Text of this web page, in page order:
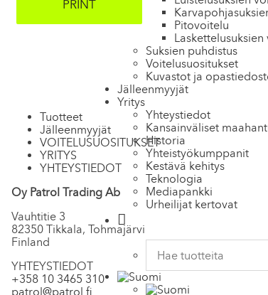
Pito­voitelu
Laskettelu­suksien
Suksien puhdistus
Voitelusuositukset
Kuvastot ja
Jälleenmyyjät
Yritys
Yhteystiedot
Kansainväliset
Historia
Yhteistyökumppanit
Kestävä kehitys
Teknologia
Mediapankki
Urheilijat kertovat
PRINT
Tuotteet
Jälleenmyyjät
VOITELUSUOSITUKSET
YRITYS
YHTEYSTIEDOT
Oy Patrol Trading Ab
Vauhtitie 3
82350 Tikkala, Tohmajärvi
Finland
YHTEYSTIEDOT
+358 10 3465 310
patrol@patrol.fi